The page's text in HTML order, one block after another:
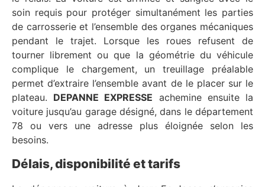
soin requis pour protéger simultanément les parties
de carrosserie et l’ensemble des organes mécaniques
pendant le trajet. Lorsque les roues refusent de
tourner librement ou que la géométrie du véhicule
complique le chargement, un treuillage préalable
permet d’extraire l’ensemble avant de le placer sur le
plateau. DEPANNE EXPRESSE achemine ensuite la
voiture jusqu’au garage désigné, dans le département
78 ou vers une adresse plus éloignée selon les
besoins.
Délais, disponibilité et tarifs